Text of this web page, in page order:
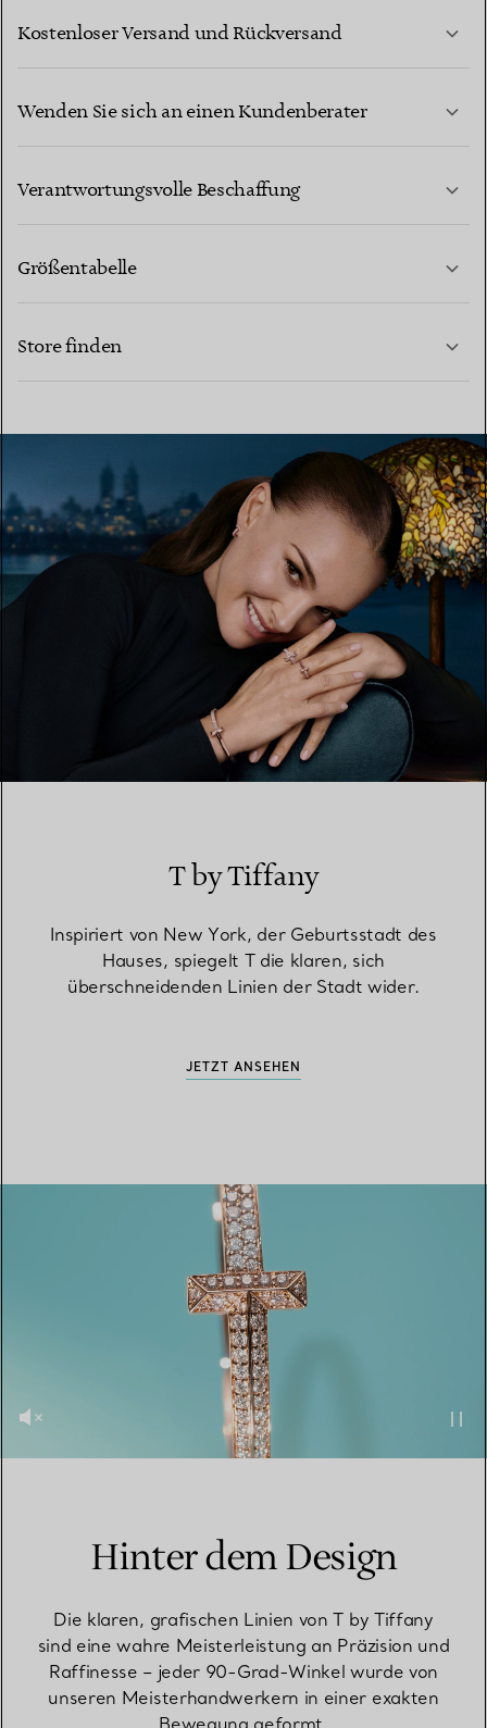
Kostenloser Versand und Rückversand
Wenden Sie sich an einen Kundenberater
Verantwortungsvolle Beschaffung
Größentabelle
Store finden
T by Tiffany
Inspiriert von New York, der Geburtsstadt des
Hauses, spiegelt T die klaren, sich
überschneidenden Linien der Stadt wider.
JETZT ANSEHEN
Hinter dem Design
Die klaren, grafischen Linien von T by Tiffany
sind eine wahre Meisterleistung an Präzision und
Raffinesse – jeder 90-Grad-Winkel wurde von
unseren Meisterhandwerkern in einer exakten
Bewegung geformt.